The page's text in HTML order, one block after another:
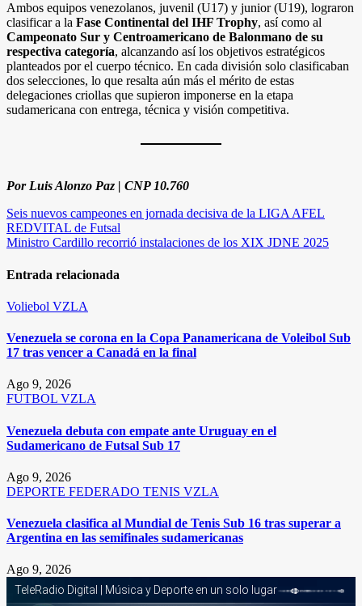
Ambos equipos venezolanos, juvenil (U17) y junior (U19), lograron
clasificar a la Fase Continental del IHF Trophy, así como al
Campeonato Sur y Centroamericano de Balonmano de su
respectiva categoría, alcanzando así los objetivos estratégicos
planteados por el cuerpo técnico. En cada división solo clasificaban
dos selecciones, lo que resalta aún más el mérito de estas
delegaciones criollas que supieron imponerse en la etapa
sudamericana con entrega, técnica y visión competitiva.
Por Luis Alonzo Paz | CNP 10.760
Navegación
de
Seis nuevos campeones en jornada decisiva de la LIGA AFEL
REDVITAL de Futsal
Ministro Cardillo recorrió instalaciones de los XIX JDNE 2025
Entrada relacionada
Voliebol VZLA
Venezuela se corona en la Copa Panamericana de Voleibol Sub
17 tras vencer a Canadá en la final
Ago 9, 2026
FUTBOL VZLA
Venezuela debuta con empate ante Uruguay en el
Sudamericano de Futsal Sub 17
Ago 9, 2026
DEPORTE FEDERADO TENIS VZLA
Venezuela clasifica al Mundial de Tenis Sub 16 tras superar a
Argentina en las semifinales sudamericanas
Ago 9, 2026